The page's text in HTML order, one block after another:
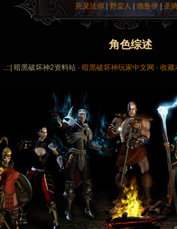
死灵法师 |野蛮人 |德鲁伊 |圣
角色综述
..::| 暗黑破坏神2资料站 · 暗黑破坏神玩家中文网 · 收藏